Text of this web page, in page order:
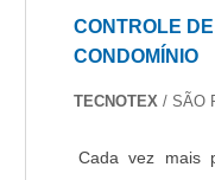
CONTROLE
CONDOMÍNIO
TECNOTEX / SÃO
Cada vez mais